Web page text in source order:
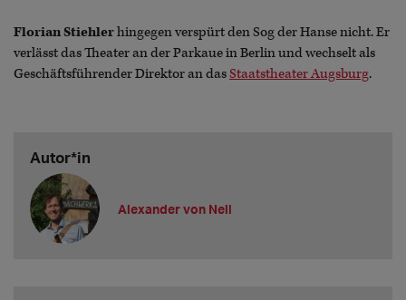
Florian Stiehlerhingegen verspürt den Sog der Hanse nicht. Er
verlässt das Theater an der Parkaue in Berlin und wechselt als
Geschäftsführender Direktor an dasStaatstheater Augsburg.
Autor*in
Alexander von Nell